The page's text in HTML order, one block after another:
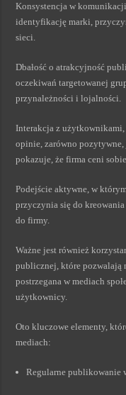
Konsystencja w
identyfikację marki,
sieci.
Dbałość o atrakcyjność
oczekiwań targetowanej
przynależności i lojalności.
Interakcja z
opinie, zarówno
pokazuje, że firma ceni
Podejście aktywne, w
przyczynia się do
do firmy.
Ważne jest również
publicznej, które pozwalają
postrzegana w mediach
użytkownicy.
Oto kluczowe elementy,
mediach:
Regularne publikowanie